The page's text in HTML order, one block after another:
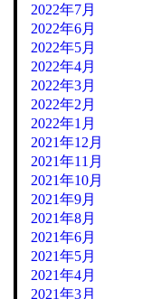
2022年7月
2022年6月
2022年5月
2022年4月
2022年3月
2022年2月
2022年1月
2021年12月
2021年11月
2021年10月
2021年9月
2021年8月
2021年6月
2021年5月
2021年4月
2021年3月